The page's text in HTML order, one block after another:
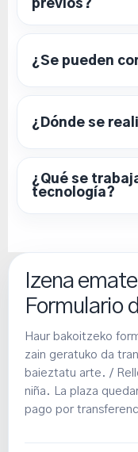
previos?
No es necesario.
edad y al nivel del
¿Se pueden
Inicialmente no se
inscripción será
¿Dónde se
En el campus de
Universidad de
¿Qué se
tecnología?
Izena
Formulario
Haur bakoitzeko
zain geratuko da
baieztatu arte. /
niña. La plaza
pago por